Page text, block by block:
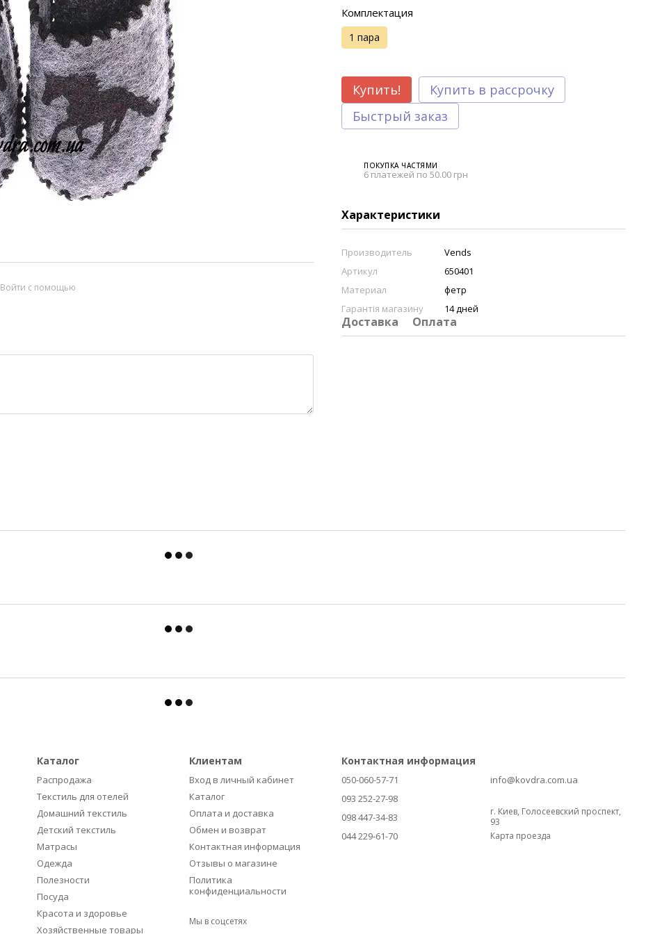
Войти с помощью
Комплектация
1 пара
Купить!
Купить в рассрочку
Быстрый заказ
ПОКУПКА ЧАСТЯМИ
6 платежей по 50.00 грн
Характеристики
Производитель
Vends
Артикул
650401
Материал
фетр
Гарантія магазину
14 дней
Доставка Оплата
Каталог
Распродажа
Текстиль для отелей
Домашний текстиль
Детский текстиль
Матрасы
Одежда
Полезности
Посуда
Красота и здоровье
Хозяйственные товары
Клиентам
Вход в личный кабинет
Каталог
Оплата и доставка
Обмен и возврат
Контактная информация
Отзывы о магазине
Политика
конфиденциальности
Мы в соцсетях
Контактная информация
050-060-57-71
093 252-27-98
098 447-34-83
044 229-61-70
info@kovdra.com.ua
г. Киев, Голосеевский проспект,
93
Карта проезда